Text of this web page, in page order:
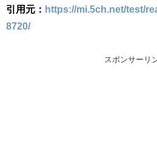
引用元： https://mi.5ch.net/test/
8720/
スポンサーリ